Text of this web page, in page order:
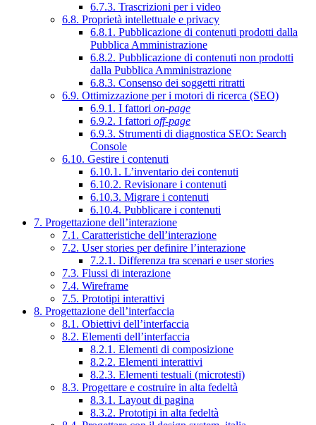
6.7.3. Trascrizioni per i video
6.8. Proprietà intellettuale e privacy
6.8.1. Pubblicazione di contenuti prodotti dalla
Pubblica Amministrazione
6.8.2. Pubblicazione di contenuti non prodotti
dalla Pubblica Amministrazione
6.8.3. Consenso dei soggetti ritratti
6.9. Ottimizzazione per i motori di ricerca (SEO)
6.9.1. I fattori on-page
6.9.2. I fattori off-page
6.9.3. Strumenti di diagnostica SEO: Search
Console
6.10. Gestire i contenuti
6.10.1. L’inventario dei contenuti
6.10.2. Revisionare i contenuti
6.10.3. Migrare i contenuti
6.10.4. Pubblicare i contenuti
7. Progettazione dell’interazione
7.1. Caratteristiche dell’interazione
7.2. User stories per definire l’interazione
7.2.1. Differenza tra scenari e user stories
7.3. Flussi di interazione
7.4. Wireframe
7.5. Prototipi interattivi
8. Progettazione dell’interfaccia
8.1. Obiettivi dell’interfaccia
8.2. Elementi dell’interfaccia
8.2.1. Elementi di composizione
8.2.2. Elementi interattivi
8.2.3. Elementi testuali (microtesti)
8.3. Progettare e costruire in alta fedeltà
8.3.1. Layout di pagina
8.3.2. Prototipi in alta fedeltà